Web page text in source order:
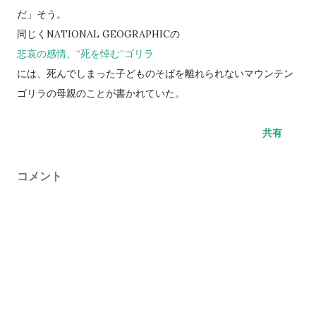
だ」そう。
同じく NATIONAL GEOGRAPHICの
悲哀の感情、“死を悼む”ゴリラ
には、死んでしまった子どものそばを離れられないマウンテン
ゴリラの母親のことが書かれていた。
共有
コメント